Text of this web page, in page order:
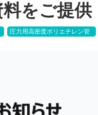
をご提供
圧力用高密度ポリエチレン管